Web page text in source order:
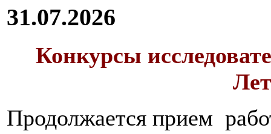
31.07.2026
Конкурсы
Продолжается прием